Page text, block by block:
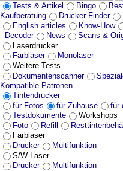
Tests & Artikel
Bingo
Kaufberatung
Drucker-Finder
English articles
Know-How
- Decoder
News Scans &
Laserdrucker
Farblaser
Monolaser
Weitere Tests
Dokumentenscanner
Kompatible Patronen
Tintendrucker
für Fotos
für Zuhause
für
Testdokumente
Workshops
Foto
Refill
Farblaser
Drucker
Multifunktion
S/W-Laser
Drucker
Multifunktion